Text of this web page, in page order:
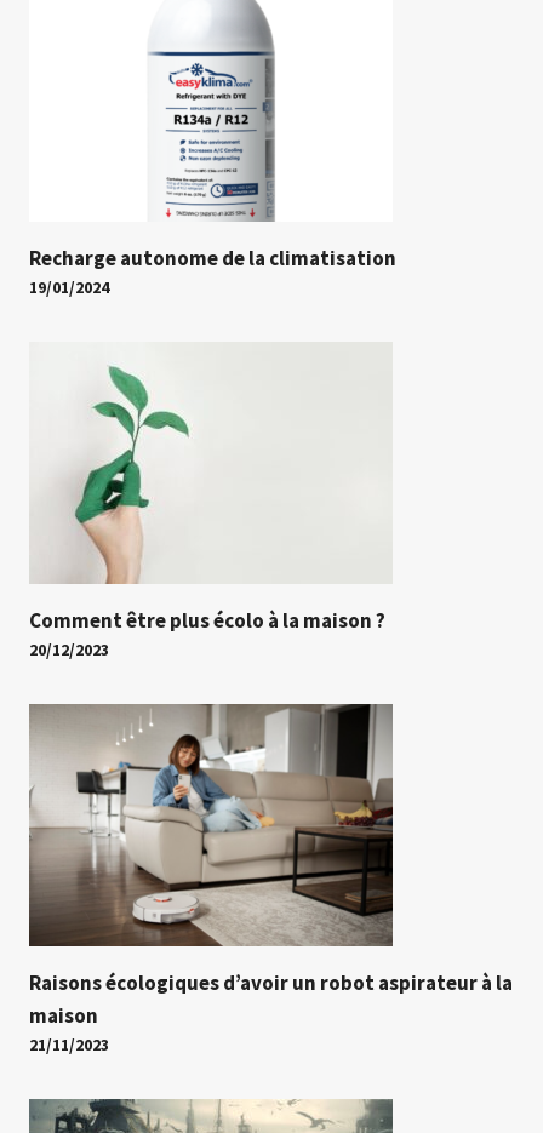
Recharge autonome de la climatisation
19/01/2024
Comment être plus écolo à la maison ?
20/12/2023
Raisons écologiques d’avoir un robot aspirateur à la
maison
21/11/2023